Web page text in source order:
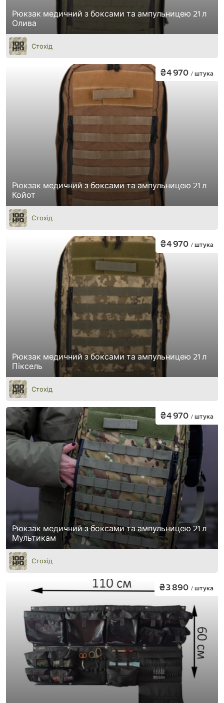
Рюкзак медичний з боксами та ампульницею 21 л
Олива
Стохід
Рюкзак медичний з боксами та ампульницею 21 л
Койот
₴4 970 / штука
Стохід
Рюкзак медичний з боксами та ампульницею 21 л
Піксель
₴4 970 / штука
Стохід
Рюкзак медичний з боксами та ампульницею 21 л
Мультикам
₴4 970 / штука
Стохід
₴3 890 / штука